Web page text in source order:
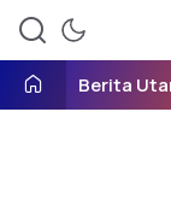
Berita